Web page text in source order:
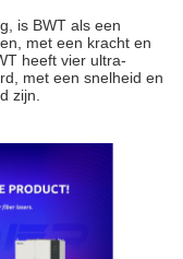
is BWT als een
met een kracht en
heeft vier ultra-
met een snelheid en
zijn.